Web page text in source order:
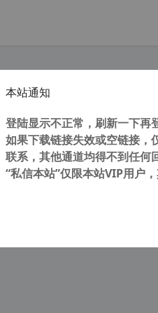
插件 免登录付费查看内容/付费下载资源
转载请注明： 转载自
开晚上的访问高峰期...
览次阅读
本站通知
登陆显示不正常，刷新一下再
如果下载链接失效或空链接，
联系，其他通道均得不到任何
“私信本站”仅限本站VIP用户